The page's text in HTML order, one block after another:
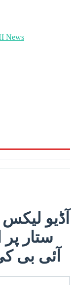
آڈیو
ستار
آئی بی